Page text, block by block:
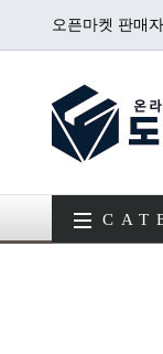
오픈마켓 판매